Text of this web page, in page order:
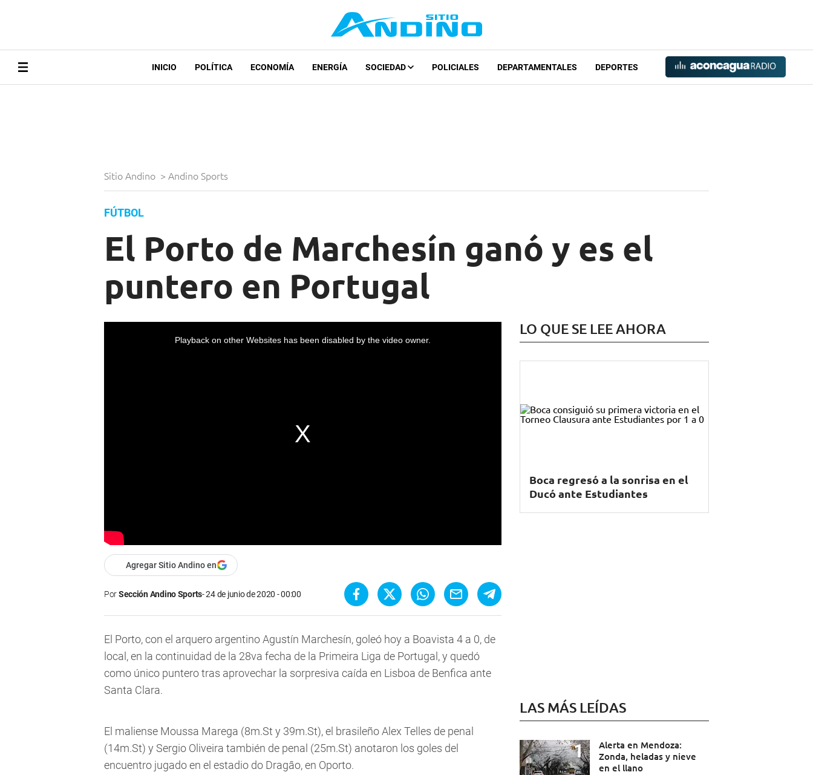
INICIO POLÍTICA ECONOMÍA ENERGÍA SOCIEDAD POLICIALES DEPARTAMENTALES DEPORTES
Sitio Andino > Andino Sports
FÚTBOL
El Porto de Marchesín ganó y es el
puntero en Portugal
Playback on other Websites has been disabled by the video owner.
Agregar Sitio Andino en
PorSección Andino Sports 24 de junio de 2020 - 00:00
El Porto, con el arquero argentino Agustín Marchesín, goleó hoy a Boavista 4 a 0, de
local, en la continuidad de la 28va fecha de la Primeira Liga de Portugal, y quedó
como único puntero tras aprovechar la sorpresiva caída en Lisboa de Benfica ante
Santa Clara.
El maliense Moussa Marega (8m.St y 39m.St), el brasileño Alex Telles de penal
(14m.St) y Sergio Oliveira también de penal (25m.St) anotaron los goles del
encuentro jugado en el estadio do Dragâo, en Oporto.
LO QUE SE LEE AHORA
Boca regresó a la sonrisa en el
Ducó ante Estudiantes
LAS MÁS LEÍDAS
Alerta en Mendoza:
Zonda, heladas y nieve
en el llano